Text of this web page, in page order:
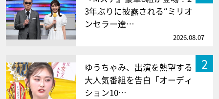
3年ぶりに披露される“ミリオ
ンセラー達…
2026.08.07
2
ゆうちゃみ、出演を熱望する
大人気番組を告白「オーディ
ション10…